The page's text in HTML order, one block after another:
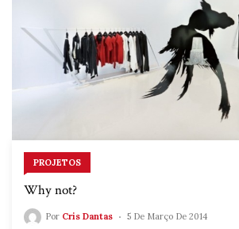
PROJETOS
Why not?
Por Cris Dantas 5 De Março De 2014